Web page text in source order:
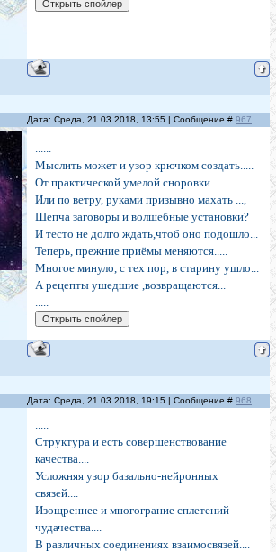
Дата: Среда, 21.03.2018, 13:55 | Сообщение # 967
......
Мыслить может и узор крючком создать.....
От практической умелой сноровки...
Или по ветру, руками призывно махать ...,
Шепча заговоры и волшебные установки?
И тесто не долго ждать,чтоб оно подошло...
Теперь, прежние приёмы меняются.....
Многое минуло, с тех пор, в старину ушло...
А рецепты ушедшие ,возвращаются...
.....
Дата: Среда, 21.03.2018, 19:15 | Сообщение # 968
.....
Структура и есть совершенствование
качества....
Усложняя узор базально-нейронных
связей....
Изощреннее и многограние сплетений
чудачества....
В различных соединениях взаимосвязей....